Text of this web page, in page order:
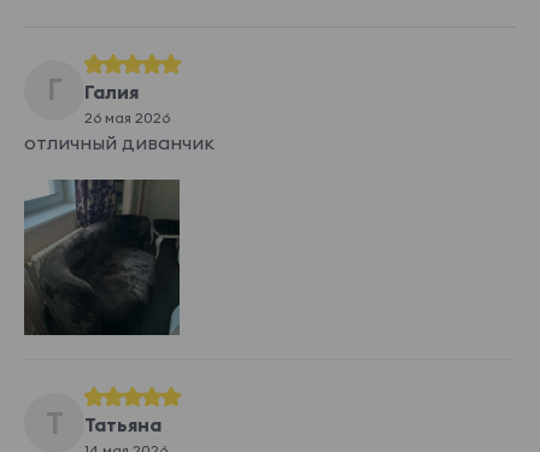
Г Галия
26 мая 2026
отличный диванчик
Т Татьяна